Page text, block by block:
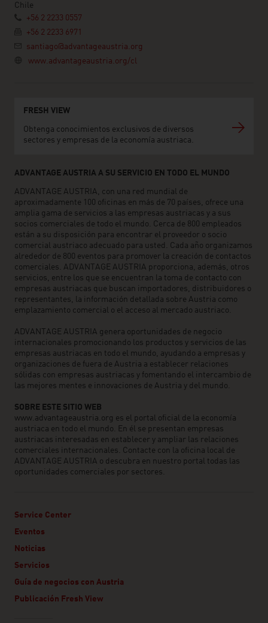
Chile
+56 2 2233 0557
+56 2 2233 6971
santiago@advantageaustria.org
www.advantageaustria.org/cl
FRESH VIEW
Obtenga conocimientos exclusivos de diversos
sectores y empresas de la economía austriaca.
ADVANTAGE AUSTRIA A SU SERVICIO EN TODO EL MUNDO
ADVANTAGE AUSTRIA, con una red mundial de
aproximadamente 100 oficinas en más de 70 países, ofrece una
amplia gama de servicios a las empresas austriacas y a sus
socios comerciales de todo el mundo. Cerca de 800 empleados
están a su disposición para encontrar el proveedor o socio
comercial austriaco adecuado para usted. Cada año organizamos
alrededor de 800 eventos para promover la creación de contactos
comerciales. ADVANTAGE AUSTRIA proporciona, además, otros
servicios, entre los que se encuentran la toma de contacto con
empresas austriacas que buscan importadores, distribuidores o
representantes, la información detallada sobre Austria como
emplazamiento comercial o el acceso al mercado austriaco.
ADVANTAGE AUSTRIA genera oportunidades de negocio
internacionales promocionando los productos y servicios de las
empresas austriacas en todo el mundo, ayudando a empresas y
organizaciones de fuera de Austria a establecer relaciones
sólidas con empresas austriacas y fomentando el intercambio de
las mejores mentes e innovaciones de Austria y del mundo.
SOBRE ESTE SITIO WEB
www.advantageaustria.org es el portal oficial de la economía
austriaca en todo el mundo. En él se presentan empresas
austriacas interesadas en establecer y ampliar las relaciones
comerciales internacionales. Contacte con la oficina local de
ADVANTAGE AUSTRIA o descubra en nuestro portal todas las
oportunidades comerciales por sectores.
Service Center
Eventos
Noticias
Servicios
Guía de negocios con Austria
Publicación Fresh View